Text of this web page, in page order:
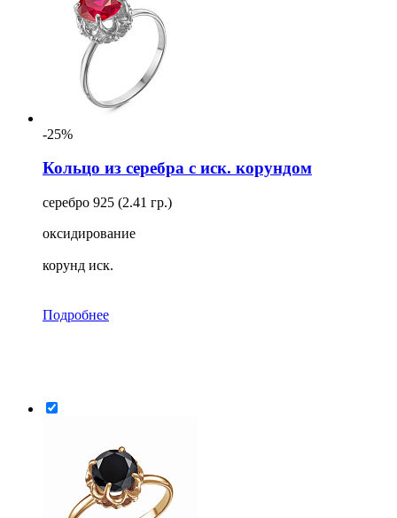
-25%
Кольцо из серебра с иск. корундом
серебро 925 (2.41 гр.)
оксидирование
корунд иск.
Подробнее